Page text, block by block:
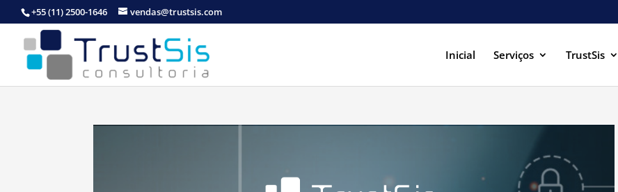
+55 (11) 2500-1646 vendas@trustsis.com
Inicial Serviços TrustSis